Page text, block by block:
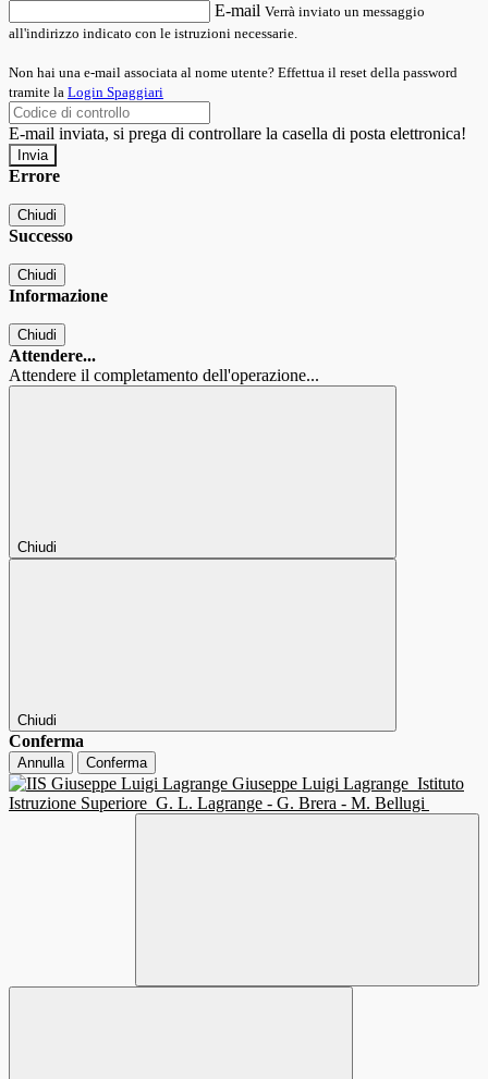
E-mail Verrà inviato un messaggio
all'indirizzo indicato con le istruzioni necessarie.
Non hai una e-mail associata al nome utente? Effettua il reset della password
tramite la Login Spaggiari
E-mail inviata, si prega di controllare la casella di posta elettronica!
Errore
Chiudi
Successo
Chiudi
Informazione
Chiudi
Attendere...
Attendere il completamento dell'operazione...
Chiudi
Chiudi
Conferma
Annulla Conferma
Giuseppe Luigi Lagrange Istituto
Istruzione Superiore G. L. Lagrange - G. Brera - M. Bellugi